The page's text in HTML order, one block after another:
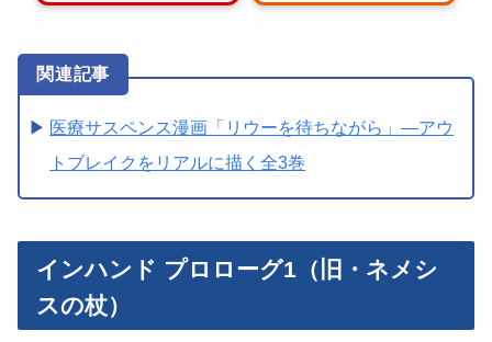
医療サスペンス漫画「リウーを待ちながら」―アウ
トブレイクをリアルに描く全3巻
インハンド プロローグ1（旧・ネメシ
スの杖）